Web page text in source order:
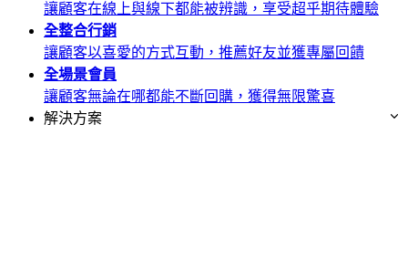
讓顧客在線上與線下都能被辨識，享受超乎期待體驗
全整合行銷
讓顧客以喜愛的方式互動，推薦好友並獲專屬回饋
全場景會員
讓顧客無論在哪都能不斷回購，獲得無限驚喜
解決方案